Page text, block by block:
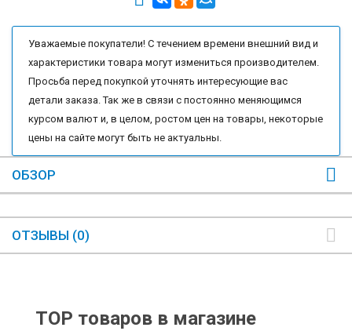
Уважаемые покупатели! С течением времени внешний вид и
характеристики товара могут измениться производителем.
Просьба перед покупкой уточнять интересующие вас
детали заказа. Так же в связи с постоянно меняющимся
курсом валют и, в целом, ростом цен на товары, некоторые
цены на сайте могут быть не актуальны.
ОБЗОР
ОТЗЫВЫ (0)
TOP товаров в магазине